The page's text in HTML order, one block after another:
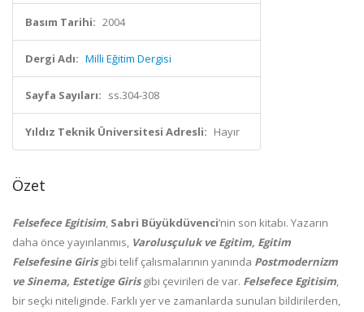
Basım Tarihi: 2004
Dergi Adı: Milli Eğitim Dergisi
Sayfa Sayıları: ss.304-308
Yıldız Teknik Üniversitesi Adresli: Hayır
Özet
Felsefece Egitisim, Sabri Büyükdüvenci’nin son kitabı. Yazarın
daha önce yayınlanmıs, Varolusçuluk ve Egitim, Egitim
Felsefesine Girisgibi telif çalısmalarının yanında Postmodernizm
ve Sinema, Estetige Girisgibi çevirileri de var. Felsefece Egitisim,
bir seçki niteliginde. Farklı yer ve zamanlarda sunulan bildirilerden,